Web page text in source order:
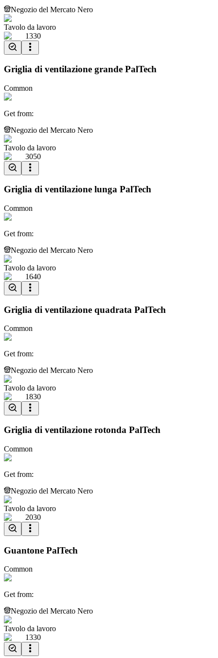
Negozio del Mercato Nero
Tavolo da lavoro
1330
Griglia di ventilazione grande PalTech
Common
Get from:
Negozio del Mercato Nero
Tavolo da lavoro
3050
Griglia di ventilazione lunga PalTech
Common
Get from:
Negozio del Mercato Nero
Tavolo da lavoro
1640
Griglia di ventilazione quadrata PalTech
Common
Get from:
Negozio del Mercato Nero
Tavolo da lavoro
1830
Griglia di ventilazione rotonda PalTech
Common
Get from:
Negozio del Mercato Nero
Tavolo da lavoro
2030
Guantone PalTech
Common
Get from:
Negozio del Mercato Nero
Tavolo da lavoro
1330